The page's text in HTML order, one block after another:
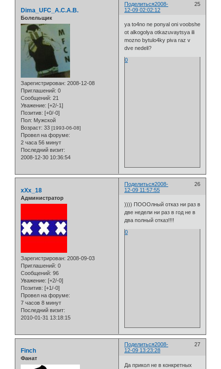
Поделиться 25
2008-
12-09 02:02:12
Dima_UFC_A.C.A.B.
Болельщик
Зарегистрирован: 2008-12-08
Приглашений: 0
Сообщений: 21
Уважение: [+2/-1]
Позитив: [+0/-0]
Пол: Мужской
Возраст: 33 [1993-06-08]
Провел на форуме:
2 часа 56 минут
Последний визит:
2008-12-30 10:36:54
ya to4no ne ponyal oni voobshe
ot alkogolya otkazuvaytsya ili
mozno bytulo4ky piva raz v
dve nedeli?
0
Поделиться 26
2008-
12-09 11:57:55
xXx_18
Администратор
Зарегистрирован: 2008-09-03
Приглашений: 0
Сообщений: 96
Уважение: [+2/-0]
Позитив: [+1/-0]
Провел на форуме:
7 часов 8 минут
Последний визит:
2010-01-31 13:18:15
)))) ПОООлный отказ ни раз в
две недели ни раз в год не в
два полный отказ!!!!
0
Поделиться 27
2008-
12-09 13:23:28
Finch
Фанат
Да прикол не в конкретных